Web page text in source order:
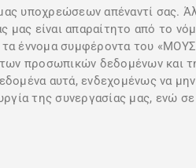
υποχρεώσεων απέναντί σας.
είναι απαραίτητο από το
τα έννομα συμφέροντα του
προσωπικών δεδομένων και
αυτά, ενδεχομένως να
της συνεργασίας μας, ενώ